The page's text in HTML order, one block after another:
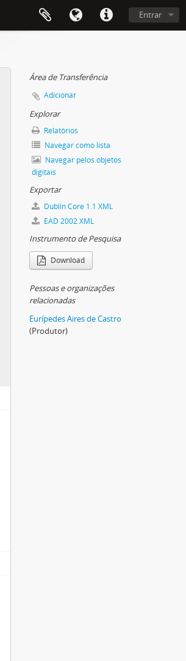
Entrar
Área de Transferência
Adicionar
Explorar
Relatórios
Navegar como lista
Navegar pelos objetos
digitais
Exportar
Dublin Core 1.1 XML
EAD 2002 XML
Instrumento de Pesquisa
Download
Pessoas e organizações
relacionadas
Eurípedes Aires de Castro
(Produtor)